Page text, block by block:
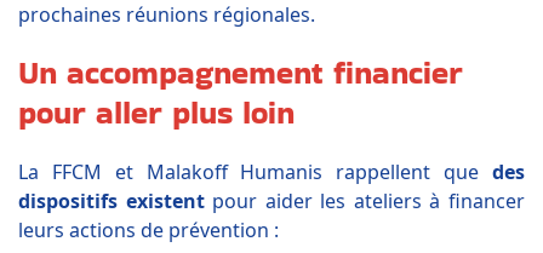
prochaines réunions régionales.
Un accompagnement financier
pour aller plus loin
La FFCM et Malakoff Humanis rappellent que des
dispositifs existentpour aider les ateliers à financer
leurs actions de prévention :